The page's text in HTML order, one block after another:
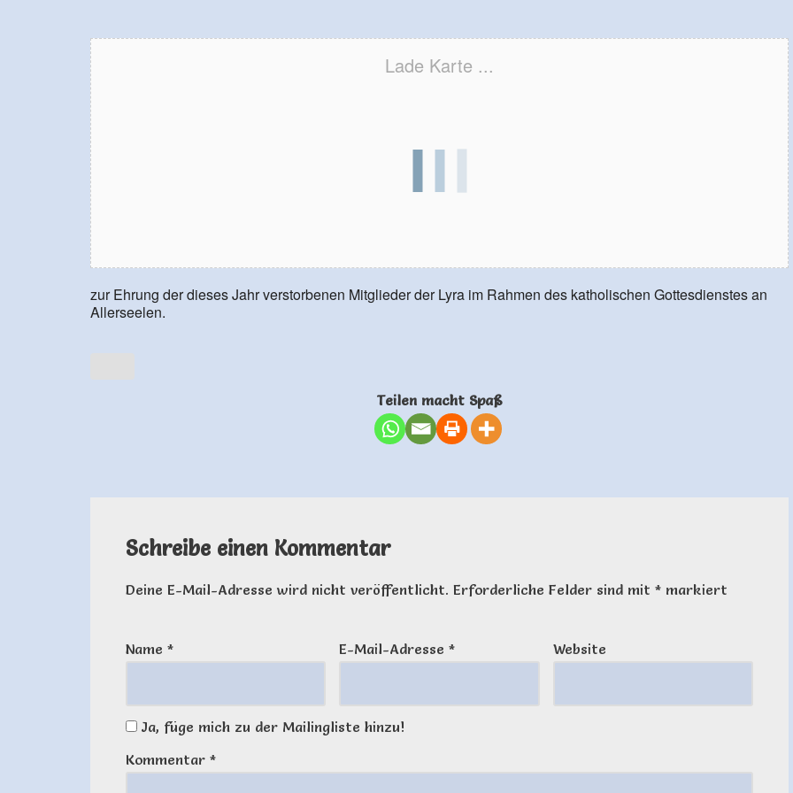
Lade Karte ...
zur Ehrung der dieses Jahr verstorbenen Mitglieder der Lyra im Rahmen des katholischen Gottesdienstes an
Allerseelen.
Teilen macht Spaß
Schreibe einen Kommentar
Deine E-Mail-Adresse wird nicht veröffentlicht. Erforderliche Felder sind mit * markiert
Name * E-Mail-Adresse* Website
Ja, füge mich zu der Mailingliste hinzu!
Kommentar *